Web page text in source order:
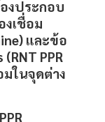
งประกอบ
งเชื่อม
และข้อ
PPR
มในจุดต่าง